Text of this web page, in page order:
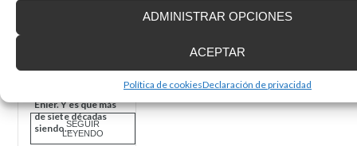
ACEPTAR
ADMINISTRAR OPCIONES
Política de cookiesDeclaración de privacidad
2026, celebramos
Enier. Y es que más
de siete décadas
siendo...SEGUIR
LEYENDO